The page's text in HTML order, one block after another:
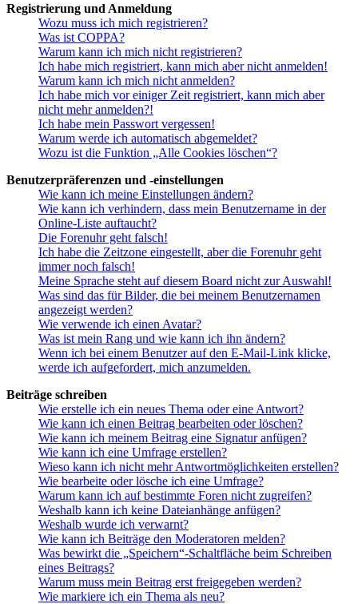
Registrierung und Anmeldung
Wozu muss ich mich registrieren?
Was ist COPPA?
Warum kann ich mich nicht registrieren?
Ich habe mich registriert, kann mich aber nicht anmelden!
Warum kann ich mich nicht anmelden?
Ich habe mich vor einiger Zeit registriert, kann mich aber
nicht mehr anmelden?!
Ich habe mein Passwort vergessen!
Warum werde ich automatisch abgemeldet?
Wozu ist die Funktion „Alle Cookies löschen“?
Benutzerpräferenzen und -einstellungen
Wie kann ich meine Einstellungen ändern?
Wie kann ich verhindern, dass mein Benutzername in der
Online-Liste auftaucht?
Die Forenuhr geht falsch!
Ich habe die Zeitzone eingestellt, aber die Forenuhr geht
immer noch falsch!
Meine Sprache steht auf diesem Board nicht zur Auswahl!
Was sind das für Bilder, die bei meinem Benutzernamen
angezeigt werden?
Wie verwende ich einen Avatar?
Was ist mein Rang und wie kann ich ihn ändern?
Wenn ich bei einem Benutzer auf den E-Mail-Link klicke,
werde ich aufgefordert, mich anzumelden.
Beiträge schreiben
Wie erstelle ich ein neues Thema oder eine Antwort?
Wie kann ich einen Beitrag bearbeiten oder löschen?
Wie kann ich meinem Beitrag eine Signatur anfügen?
Wie kann ich eine Umfrage erstellen?
Wieso kann ich nicht mehr Antwortmöglichkeiten erstellen?
Wie bearbeite oder lösche ich eine Umfrage?
Warum kann ich auf bestimmte Foren nicht zugreifen?
Weshalb kann ich keine Dateianhänge anfügen?
Weshalb wurde ich verwarnt?
Wie kann ich Beiträge den Moderatoren melden?
Was bewirkt die „Speichern“-Schaltfläche beim Schreiben
eines Beitrags?
Warum muss mein Beitrag erst freigegeben werden?
Wie markiere ich ein Thema als neu?